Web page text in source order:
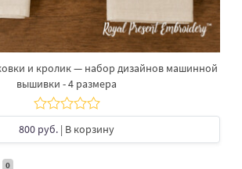
и кролик — набор дизайнов машинной
вышивки - 4 размера
800 руб. | В корзину
0